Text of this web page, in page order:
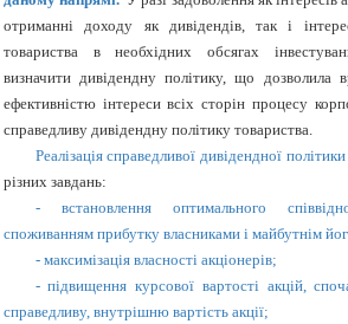
отриманні доходу як дивідендів, так і
товариства в необхідних обсягах
визначити дивідендну політику, що дозволила
ефективністю інтереси всіх сторін процесу
справедливу дивідендну політику товариства.
Реалізація справедливої дивідендної
різних завдань:
-
встановлення оптимального
споживанням прибутку власниками і майбутнім
- максимізація власності акціонерів;
- підвищення курсової вартості акцій,
справедливу, внутрішню вартість акції;